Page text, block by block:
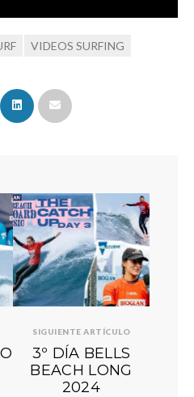
VIDEOS SURFING
SIGUIENTE ARTÍCULO
3º DÍA BELLS
BEACH LONG
2024